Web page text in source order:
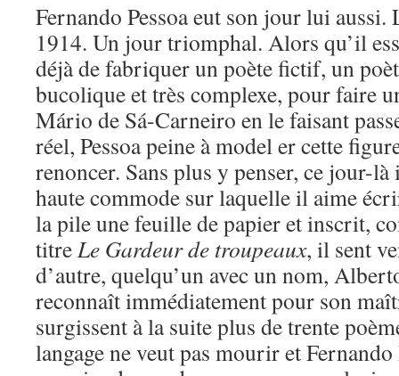
Fernando Pessoa eut son jour lui aussi.
1914. Un jour triomphal. Alors qu’il
déjà de fabriquer un poète fictif, un
bucolique et très complexe, pour faire
Mário de Sá-Carneiro en le faisant
réel, Pessoa peine à model er cette
renoncer. Sans plus y penser, ce jour-là
haute commode sur laquelle il aime
la pile une feuille de papier et inscrit,
titreLe Gardeur de troupeaux, il sent
d’autre, quelqu’un avec un nom,
reconnaît immédiatement pour son
surgissent à la suite plus de trente
langage ne veut pas mourir et